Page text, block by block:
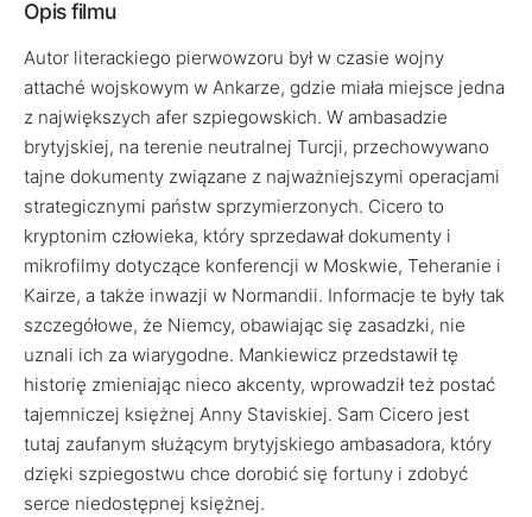
Opis filmu
Autor literackiego pierwowzoru był w czasie wojny
attaché wojskowym w Ankarze, gdzie miała miejsce jedna
z największych afer szpiegowskich. W ambasadzie
brytyjskiej, na terenie neutralnej Turcji, przechowywano
tajne dokumenty związane z najważniejszymi operacjami
strategicznymi państw sprzymierzonych. Cicero to
kryptonim człowieka, który sprzedawał dokumenty i
mikrofilmy dotyczące konferencji w Moskwie, Teheranie i
Kairze, a także inwazji w Normandii. Informacje te były tak
szczegółowe, że Niemcy, obawiając się zasadzki, nie
uznali ich za wiarygodne. Mankiewicz przedstawił tę
historię zmieniając nieco akcenty, wprowadził też postać
tajemniczej księżnej Anny Staviskiej. Sam Cicero jest
tutaj zaufanym służącym brytyjskiego ambasadora, który
dzięki szpiegostwu chce dorobić się fortuny i zdobyć
serce niedostępnej księżnej.